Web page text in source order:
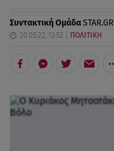
Συντακτική ΟμάδαSTAR.GR
20.05.22, 13:52 ΠΟΛΙΤΙΚΗ